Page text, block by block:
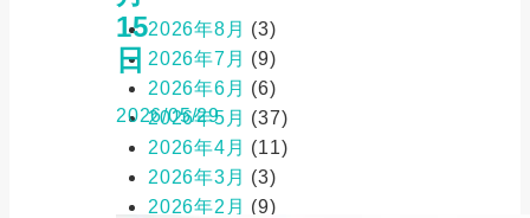
15
日
2026/05/29
2026年8月 (3)
2026年7月 (9)
2026年6月 (6)
2026年5月 (37)
2026年4月 (11)
2026年3月 (3)
2026年2月 (9)